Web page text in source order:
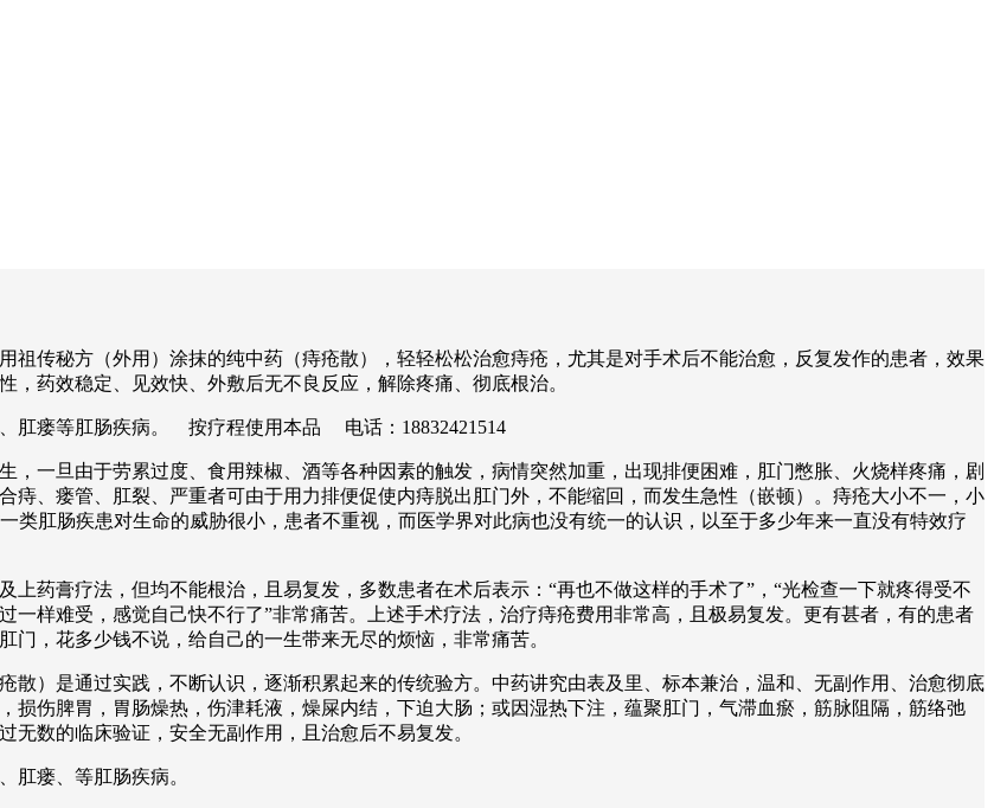
传秘方（外用）涂抹的纯中药（痔疮散），轻轻松松治愈痔疮，尤其是对手术后不能治愈，反复发作的患者，效果
药效稳定、见效快、外敷后无不良反应，解除疼痛、彻底根治。
肛瘘等肛肠疾病。 按疗程使用本品 电话：18832421514
一旦由于劳累过度、食用辣椒、酒等各种因素的触发，病情突然加重，出现排便困难，肛门憋胀、火烧样疼痛，剧
、瘘管、肛裂、严重者可由于用力排便促使内痔脱出肛门外，不能缩回，而发生急性（嵌顿）。痔疮大小不一，小
类肛肠疾患对生命的威胁很小，患者不重视，而医学界对此病也没有统一的认识，以至于多少年来一直没有特效疗
药膏疗法，但均不能根治，且易复发，多数患者在术后表示：“再也不做这样的手术了”，“光检查一下就疼得受不
样难受，感觉自己快不行了”非常痛苦。上述手术疗法，治疗痔疮费用非常高，且极易复发。更有甚者，有的患者
，花多少钱不说，给自己的一生带来无尽的烦恼，非常痛苦。
）是通过实践，不断认识，逐渐积累起来的传统验方。中药讲究由表及里、标本兼治，温和、无副作用、治愈彻底
损伤脾胃，胃肠燥热，伤津耗液，燥屎内结，下迫大肠；或因湿热下注，蕴聚肛门，气滞血瘀，筋脉阻隔，筋络弛
数的临床验证，安全无副作用，且治愈后不易复发。
肛瘘、等肛肠疾病。